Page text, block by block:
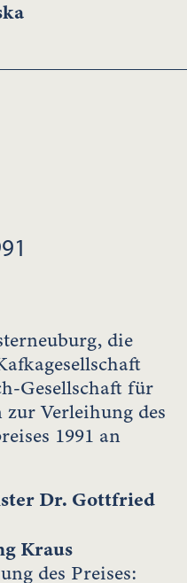
die
Gesellschaft für
Verleihung des
1991 an
Dr. Gottfried
Kraus
des Preises: